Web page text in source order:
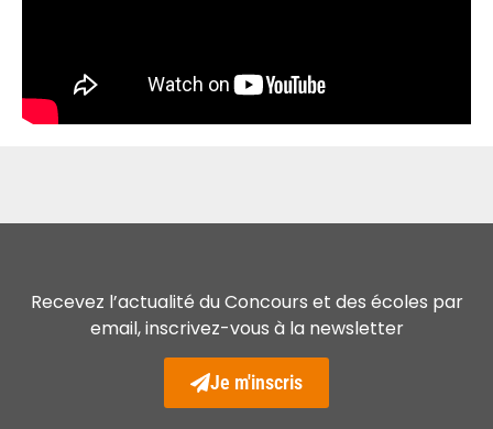
Recevez l’actualité du Concours et des écoles par
email, inscrivez-vous à la newsletter
Je m'inscris